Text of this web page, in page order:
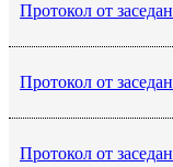
Протокол от
Протокол от
Протокол от